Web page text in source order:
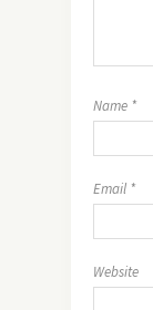
Name *
Email *
Website